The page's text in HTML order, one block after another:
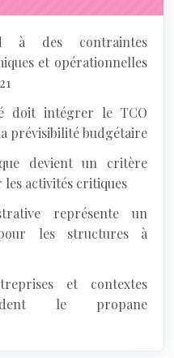
à des contraintes
et opérationnelles
doit intégrer le TCO
prévisibilité budgétaire
devient un critère
activités critiques
représente un
les structures à
et contextes
le propane